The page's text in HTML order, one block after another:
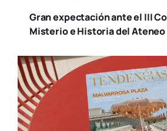
Gran expectación ante el III
Misterio e Historia del